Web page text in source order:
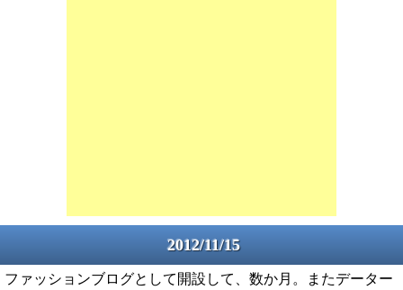
2012/11/15
ファッションブログとして開設して、数か月。またデーター